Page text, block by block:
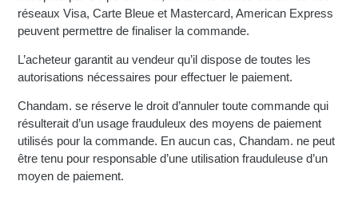
réseaux Visa, Carte Bleue et Mastercard, American Express
peuvent permettre de finaliser la commande.
L’acheteur garantit au vendeur qu’il dispose de toutes les
autorisations nécessaires pour effectuer le paiement.
Chandam. se réserve le droit d’annuler toute commande qui
résulterait d’un usage frauduleux des moyens de paiement
utilisés pour la commande. En aucun cas, Chandam. ne peut
être tenu pour responsable d’une utilisation frauduleuse d’un
moyen de paiement.